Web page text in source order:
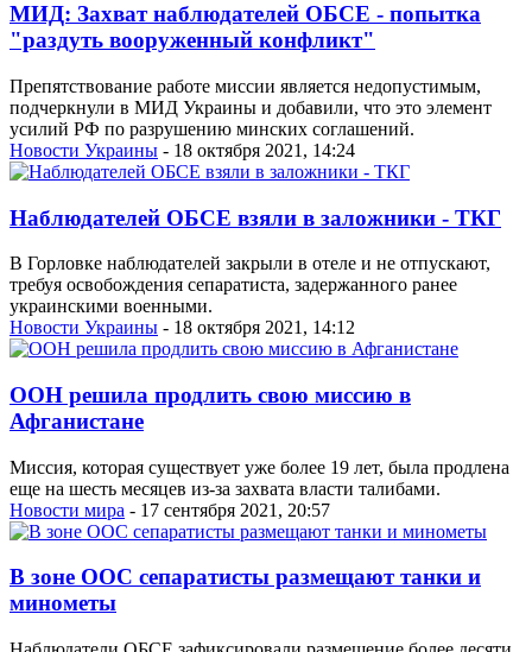
МИД: Захват наблюдателей ОБСЕ - попытка
"раздуть вооруженный конфликт"
Препятствование работе миссии является недопустимым,
подчеркнули в МИД Украины и добавили, что это элемент
усилий РФ по разрушению минских соглашений.
Новости Украины - 18 октября 2021, 14:24
Наблюдателей ОБСЕ взяли в заложники - ТКГ
В Горловке наблюдателей закрыли в отеле и не отпускают,
требуя освобождения сепаратиста, задержанного ранее
украинскими военными.
Новости Украины - 18 октября 2021, 14:12
ООН решила продлить свою миссию в
Афганистане
Миссия, которая существует уже более 19 лет, была продлена
еще на шесть месяцев из-за захвата власти талибами.
Новости мира - 17 сентября 2021, 20:57
В зоне ООС сепаратисты размещают танки и
минометы